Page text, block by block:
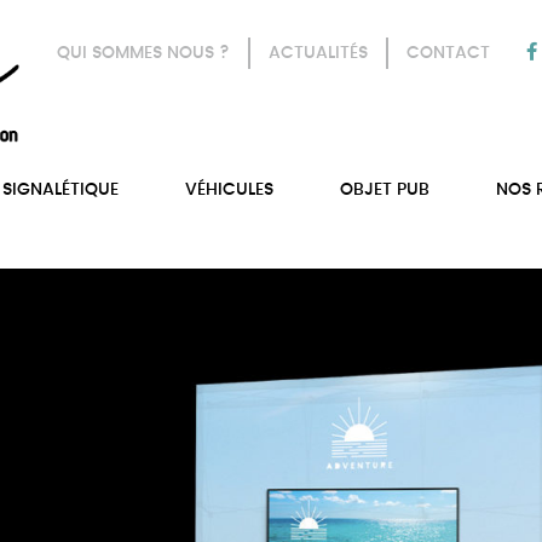
QUI SOMMES NOUS ? ACTUALITÉS CONTACT
SIGNALÉTIQUE VÉHICULES OBJET PUB NOS